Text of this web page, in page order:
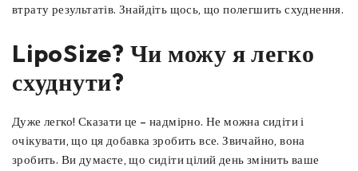
втрату результатів. Знайдіть щось, що полегшить схуднення.
LipoSize? Чи можу я легко
схуднути?
Дуже легко! Сказати це – надмірно. Не можна сидіти і
очікувати, що ця добавка зробить все. Звичайно, вона
зробить. Ви думаєте, що сидіти цілий день змінить ваше